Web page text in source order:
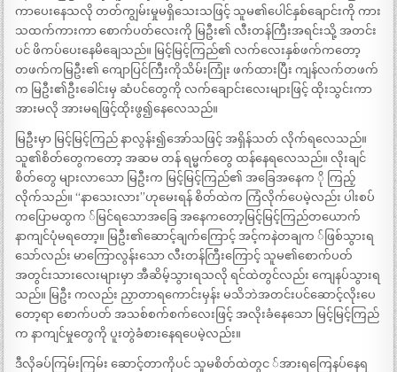
ကာပေးနေသလို တတ်ကျွမ်းမှုမရှိသေးသဖြင့် သူမ၏ပေါင်နှစ်ချောင်းကို ကား
သထက်ကားကာ စောက်ပတ်လေးကို မြဦး၏ လီးတန်ကြီးအရင်းသို့ အတင်း
ပင် ဖိကပ်ပေးနေမိချေသည်။ မြင့်မြင့်ကြည်၏ လက်လေးနှစ်ဖက်ကတော့
တဖက်ကမြဦး၏ ကျောပြင်ကြီးကိုသိမ်းကြုံး ဖက်ထားပြီး ကျန်လက်တဖက်
က မြဦး၏ဦးခေါင်းမှ ဆံပင်တွေကို လက်ချောင်းလေးများဖြင့် ထိုးသွင်းကာ
အားမလို အားမရဖြင့်ထိုးဖွ၍နေလေသည်။
မြဦးမှာ မြင့်မြင့်ကြည် နာလွန်း၍အော်သဖြင့် အရှိန်သတ် လိုက်ရလေသည်။
သူ၏စိတ်တွေကတော့ အဆမ တန် ရမ္မက်တွေ ထန်နေရလေသည်။ လိုးချင်
စိတ်တွေ များလာသော မြဦးက မြင့်မြင့်ကြည်၏ အခြေအနေက ို ကြည့်
လိုက်သည်။ “နာသေးလား”ဟုမေးရန် စိတ်ထဲက ကြံလိုက်ပေမဲ့လည်း ပါးစပ်
ကပြောမထွက ်မြင်ရသောအခြေ အနေကတော့မြင့်မြင့်ကြည်တယောက်
နာကျင်ပုံမရတော့။ မြဦး၏ဆောင့်ချက်ကြောင့် အင့်ကနဲတချက ်ဖြစ်သွားရ
သော်လည်း မာကြောလွန်းသော လီးတန်ကြီးကြောင့် သူမ၏စောက်ပတ်
အတွင်းသားလေးများမှာ အီဆိမ့်သွားရသလို ရင်ထဲတွင်လည်း ကျေနပ်သွားရ
သည်။ မြဦး ကလည်း ညှာတာရကောင်းမှန်း မသိဘဲအတင်းပင်ဆောင့်လိုးပေ
တော့ရာ စောက်ပတ် အသစ်စက်စက်လေးဖြင့် အလိုးခံနေသော မြင့်မြင့်ကြည်
က နာကျင်မှုတွေကို ပူးတွဲခံစားနေရပေမဲ့လည်း။
ဒီလိုခပ်ကြမ်းကြမ်း ဆောင့်တာကိုပင် သူမစိတ်ထဲတွင ်အားရကြေနပ်နေရ